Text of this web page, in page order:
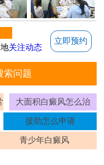
关注动态
立即预约
索问题
大面积白癜风怎么治
援助怎么申请
青少年白癜风